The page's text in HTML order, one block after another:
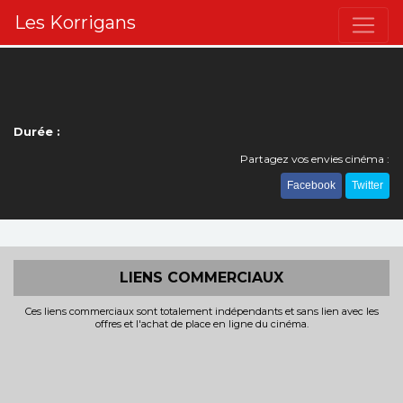
Les Korrigans
Durée :
Partagez vos envies cinéma :
Facebook Twitter
LIENS COMMERCIAUX
Ces liens commerciaux sont totalement indépendants et sans lien avec les
offres et l'achat de place en ligne du cinéma.